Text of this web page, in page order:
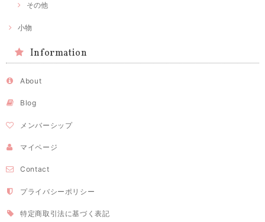
その他
小物
Information
About
Blog
メンバーシップ
マイページ
Contact
プライバシーポリシー
特定商取引法に基づく表記